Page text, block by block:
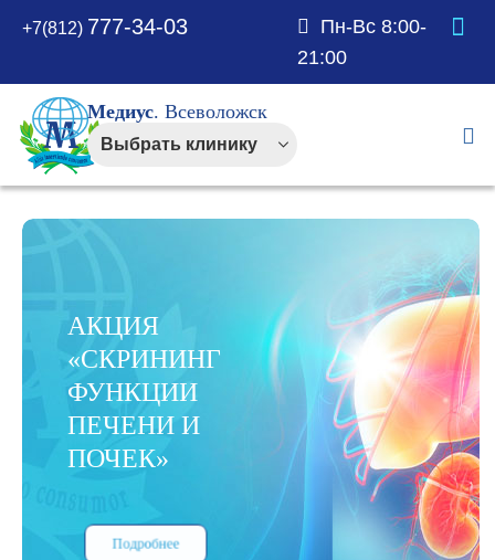
+7(812) 777-34-03
Пн-Вс 8:00-
21:00
Медиус. Всеволожск
АКЦИЯ
«СКРИНИНГ
ФУНКЦИИ
ПЕЧЕНИ И
ПОЧЕК»
Подробнее